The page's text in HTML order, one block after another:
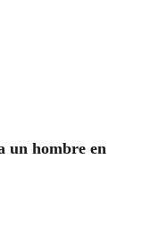
un hombre en